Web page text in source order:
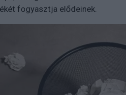
fogyasztja elődeinek.